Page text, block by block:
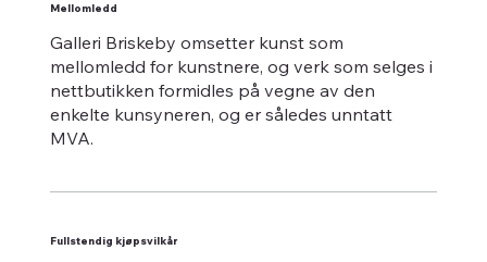
Mellomledd
Galleri Briskeby omsetter kunst som
mellomledd for kunstnere, og verk som selges i
nettbutikken formidles på vegne av den
enkelte kunsyneren, og er således unntatt
MVA.
Fullstendig kjøpsvilkår